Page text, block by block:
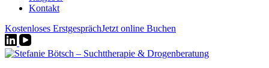
Kontakt
Kostenloses ErstgesprächJetzt online Buchen